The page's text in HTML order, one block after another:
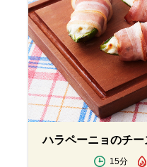
ハラペーニョのチ
15分